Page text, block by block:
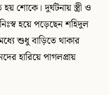
শোকে। দুর্ঘটনায় স্ত্রী ও
হয়ে পড়েছেন শহিদুল
শুধু বাড়িতে থাকার
হারিয়ে পাগলপ্রায়